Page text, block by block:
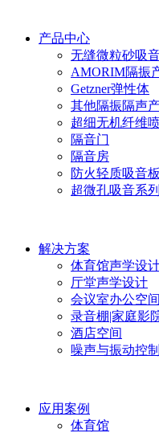
产品中心
无缝微粒砂吸
AMORIM隔振
Getzner弹性体
其他隔振隔声
超细无机纤维
隔音门
隔音房
防火轻质吸音板
超微孔吸音系列
解决方案
体育馆声学设
厅堂声学设计
会议室办公空间
录音棚|家庭影
酒店空间
噪声与振动控制
应用案例
体育馆